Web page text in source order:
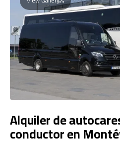
Alquiler de
conductor en